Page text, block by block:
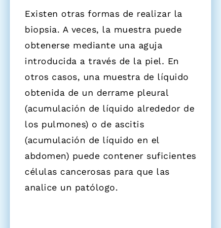
Existen otras formas de realizar la
biopsia. A veces, la muestra puede
obtenerse mediante una aguja
introducida a través de la piel. En
otros casos, una muestra de líquido
obtenida de un derrame pleural
(acumulación de líquido alrededor de
los pulmones) o de ascitis
(acumulación de líquido en el
abdomen) puede contener suficientes
células cancerosas para que las
analice un patólogo.